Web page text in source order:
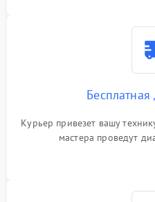
Бесплатная
Курьер привезет вашу
мастера проведут